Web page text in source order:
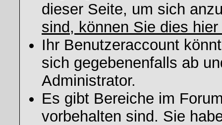
dieser Seite, um sich
sind, können Sie dies hier
Ihr Benutzeraccount
sich gegebenenfalls ab
Administrator.
Es gibt Bereiche im
vorbehalten sind. Sie